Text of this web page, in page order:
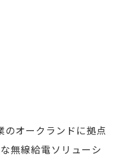
オークランドに拠点
無線給電ソリューシ